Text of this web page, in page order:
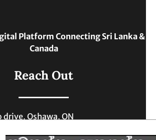
Platform Connecting Sri Lanka &
Canada
Reach Out
Oshawa, ON